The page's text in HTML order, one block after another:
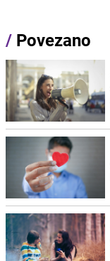
/ Povezano